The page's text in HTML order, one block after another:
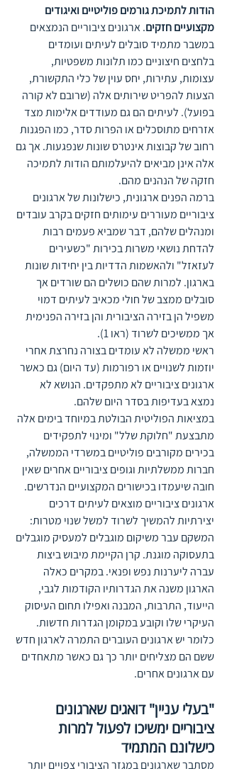
הודות לתמיכת גורמים פוליטיים ואיגודים
מקצועיים חזקים. ארגונים ציבוריים הנמצאים
במשבר מתמיד סובלים לעיתים ועומדים
בלחצים חיצוניים כמו תלונות משפטיות,
עצומות, עתירות, יחס עוין של כלי התקשורת,
הצעות להפריט שירותים אלה (שרובם לא קורה
בפועל). לעיתים הם גם מעודדים אלימות מצד
אזרחים מתוסכלים או הפרות סדר, כמו הפגנות
רחוב של קבוצות אינטרס שונות שנפגעות. אך גם
אלה אינן מביאים להיעלמותם הודות לתמיכה
חזקה של הנהנים מהם.
ברמה הפנים ארגונית, כישלונות של ארגונים
ציבוריים מעוררים עימותים חזקים בקרב עובדים
ומנהלים שלהם, דבר שמביא פעמים רבות
להדחת נושאי משרות בכירות "כשעירים
לעזאזל" ולהאשמות הדדיות בין יחידות שונות
בארגון. למרות שהם כושלים הם שורדים אך
סובלים ממצב של חולי מכאיב לעיתים דמוי
משפיל הן בזירה הציבורית והן בזירה הפנימית
אך ממשיכים לשרוד (ראו 1).
ראשי ממשלה לא עומדים בצורה נחרצת אחרי
יוזמות לשנויים או רפורמות (עד היום) גם כאשר
ארגונים ציבוריים לא מתפקדים. הנושא לא
נמצא בעדיפות בסדר היום שלהם.
במציאות הפוליטית הבולטת במיוחד בימים אלה
מתבצעת "חלוקת שלל" ומינוי לתפקידים
בכירים מקורבים פוליטיים במשרדי הממשלה,
חברות ממשלתיות וגופים ציבוריים אחרים שאין
חובה שיעמדו בכישורים המקצועיים הנדרשים.
ארגונים ציבוריים מוצאים לעיתים דרכים
יצירתיות להמשיך לשרוד למשל שנוי מטרות:
המשקם עבר משיקום מוגבלים למעסיק מוגבלים
בתעסוקה מוגנת. קרן הקיימת מיבוש ביצות
עברה ליערנות נפש ופנאי. במקרים כאלה
הארגון משנה את הגדרותיו הקודמות לגבי,
הייעוד, התרבות, המבנה ואפילו תחום העיסוק
העיקרי שלו וקובע במקומן הגדרות חדשות.
כלומר יש ארגונים העוברים התמרה לארגון חדש
ששם הם מצליחים יותר כך גם כאשר מתאחדים
עם ארגונים אחרים.
"בעלי עניין" דואגים שארגונים
ציבוריים ימשיכו לפעול למרות
כישלונם המתמיד
מסתבר שארגונים במגזר הציבורי צפויים יותר